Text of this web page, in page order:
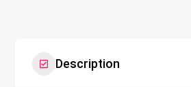
Description